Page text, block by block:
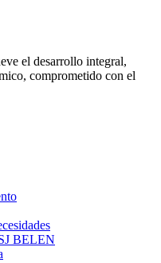
el desarrollo integral,
comprometido con el
BELEN